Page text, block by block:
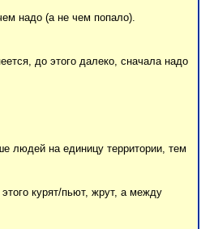
надо (а не чем попало).
до этого далеко, сначала надо
людей на единицу территории, тем
курят/пьют, жрут, а между